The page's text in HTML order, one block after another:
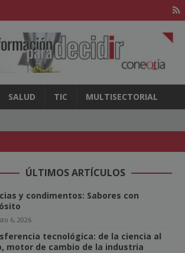
SALUD TIC MULTISECTORIAL
ÚLTIMOS ARTÍCULOS
y condimentos: Sabores con
6, 2026
tecnológica: de la ciencia al
motor de cambio de la industria